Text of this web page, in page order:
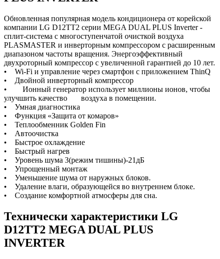
Обновленная популярная модель кондиционера от корейской
компании LG D12TT2 серии MEGA DUAL PLUS Inverter -
сплит-система с многоступенчатой очисткой воздуха
PLASMASTER и инверторным компрессором с расширенным
диапазоном частоты вращения. Энергоэффективный
двухроторный компрессор с увеличенной гарантией до 10 лет.
• Wi-Fi и управление через смартфон с приложением ThinQ
• Двойной инверторный компрессор
• Ионный генератор использует миллионы ионов, чтобы
улучшить качество воздуха в помещении.
• Умная диагностика
• Функция «Защита от комаров»
• Теплообменник Golden Fin
• Автоочистка
• Быстрое охлаждение
• Быстрый нагрев
• Уровень шума 3(режим тишины)-21дБ
• Упрощенный монтаж
• Уменьшение шума от наружных блоков.
• Удаление влаги, образующейся во внутреннем блоке.
• Создание комфортной атмосферы для сна.
Технически характеристики LG
D12TT2 MEGA DUAL PLUS
INVERTER